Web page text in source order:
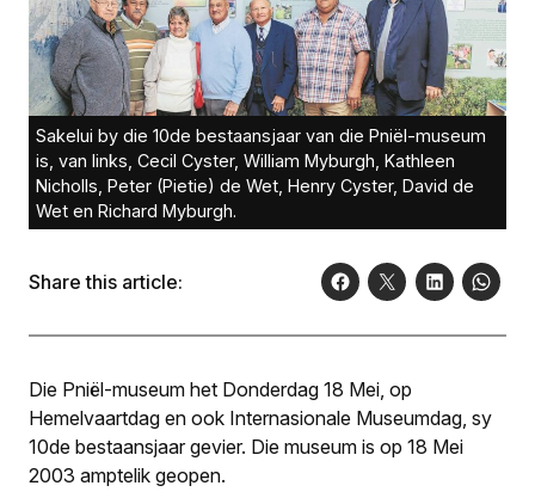
Sakelui by die 10de bestaansjaar van die Pniël-museum
is, van links, Cecil Cyster, William Myburgh, Kathleen
Nicholls, Peter (Pietie) de Wet, Henry Cyster, David de
Wet en Richard Myburgh.
Share this article:
Die Pniël-museum het Donderdag 18 Mei, op
Hemelvaartdag en ook Internasionale Museumdag, sy
10de bestaansjaar gevier. Die museum is op 18 Mei
2003 amptelik geopen.